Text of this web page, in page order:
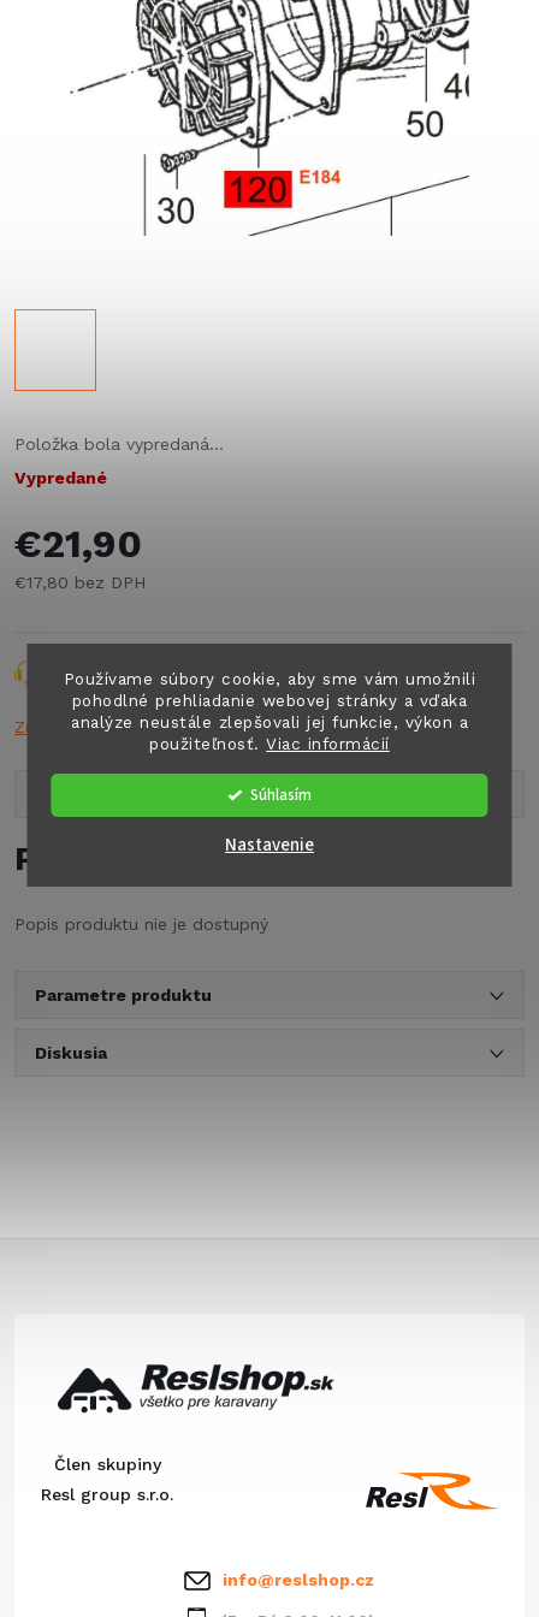
Používame súbory cookie, aby sme vám umožnili
pohodlné prehliadanie webovej stránky a vďaka
analýze neustále zlepšovali jej funkcie, výkon a
použiteľnosť.Viac informácií
Súhlasím
Nastavenie
Položka bola vypredaná…
Vypredané
€21,90
€17,80 bez DPH
Opýtať sa
Značka:TRUMA
Podrobný popis
Popis produktu nie je dostupný
Parametre produktu
Diskusia
Člen skupiny
Resl group s.r.o.
info@reslshop.cz